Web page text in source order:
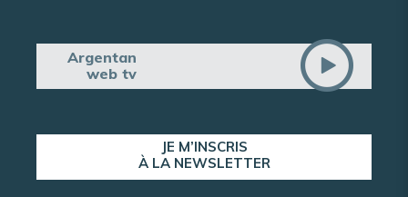
Argentan
web tv
JE M’INSCRIS
À LA NEWSLETTER